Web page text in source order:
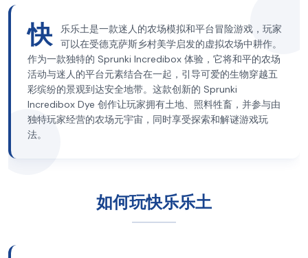
快
乐乐土是一款迷人的农场模拟和平台冒险游戏，玩家
可以在受德克萨斯乡村美学启发的虚拟农场中耕作。
作为一款独特的 Sprunki Incredibox 体验，它将和平的农场
活动与迷人的平台元素结合在一起，引导可爱的生物穿越五
彩缤纷的景观到达安全地带。这款创新的 Sprunki
Incredibox Dye 创作让玩家拥有土地、照料牲畜，并参与由
独特玩家经营的农场元宇宙，同时享受探索和解谜游戏玩
法。
如何玩快乐乐土